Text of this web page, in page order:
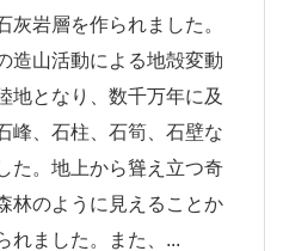
灰岩層を作られました。
造山活動による地殻変動
地となり、数千万年に及
峰、石柱、石筍、石壁な
た。地上から聳え立つ奇
林のように見えることか
れました。また、...